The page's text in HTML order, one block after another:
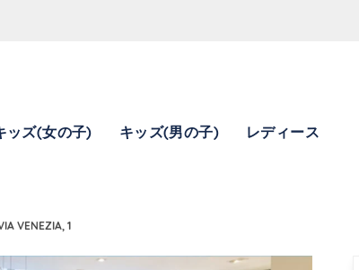
ッズ(女の子) キッズ(男の子) レディース
VENEZIA, 1